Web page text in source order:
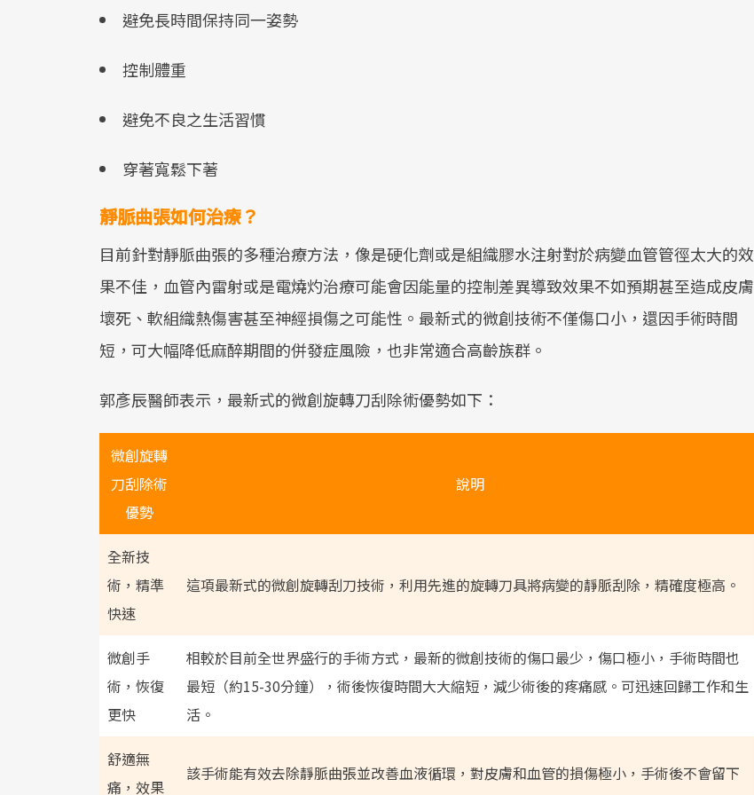
避免長時間保持同一姿勢
控制體重
避免不良之生活習慣
穿著寬鬆下著
靜脈曲張如何治療？
目前針對靜脈曲張的多種治療方法，像是硬化劑或是組織膠水注射對於病變血管管徑太大的效
果不佳，血管內雷射或是電燒灼治療可能會因能量的控制差異導致效果不如預期甚至造成皮膚
壞死、軟組織熱傷害甚至神經損傷之可能性。最新式的微創技術不僅傷口小，還因手術時間
短，可大幅降低麻醉期間的併發症風險，也非常適合高齡族群。
郭彥辰醫師表示，最新式的微創旋轉刀刮除術優勢如下：
微創旋轉
刀刮除術
優勢
說明
全新技
術，精準
快速
這項最新式的微創旋轉刮刀技術，利用先進的旋轉刀具將病變的靜脈刮除，精確度極高。
微創手
術，恢復
更快
相較於目前全世界盛行的手術方式，最新的微創技術的傷口最少，傷口極小，手術時間也
最短（約15-30分鐘），術後恢復時間大大縮短，減少術後的疼痛感。可迅速回歸工作和生
活。
舒適無
痛，效果
該手術能有效去除靜脈曲張並改善血液循環，對皮膚和血管的損傷極小，手術後不會留下